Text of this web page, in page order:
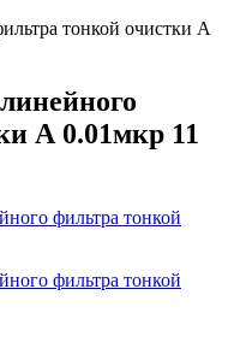
тонкой очистки А
А 0.01мкр 11